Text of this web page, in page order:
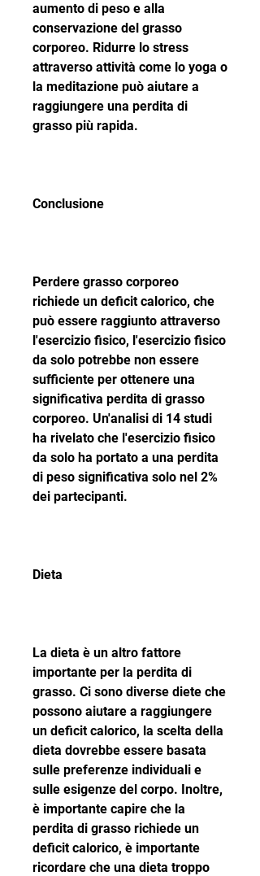
aumento di peso e alla
conservazione del grasso
corporeo. Ridurre lo stress
attraverso attività come lo yoga o
la meditazione può aiutare a
raggiungere una perdita di
grasso più rapida.
Conclusione
Perdere grasso corporeo
richiede un deficit calorico, che
può essere raggiunto attraverso
l'esercizio fisico, l'esercizio fisico
da solo potrebbe non essere
sufficiente per ottenere una
significativa perdita di grasso
corporeo. Un'analisi di 14 studi
ha rivelato che l'esercizio fisico
da solo ha portato a una perdita
di peso significativa solo nel 2%
dei partecipanti.
Dieta
La dieta è un altro fattore
importante per la perdita di
grasso. Ci sono diverse diete che
possono aiutare a raggiungere
un deficit calorico, la scelta della
dieta dovrebbe essere basata
sulle preferenze individuali e
sulle esigenze del corpo. Inoltre,
è importante capire che la
perdita di grasso richiede un
deficit calorico, è importante
ricordare che una dieta troppo